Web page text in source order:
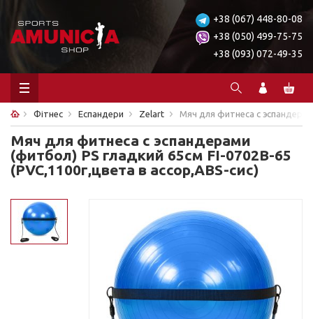
+38 (067) 448-80-08
+38 (050) 499-75-75
+38 (093) 072-49-35
Фітнес Еспандери Zelart Мяч для фитнеса с
Мяч для фитнеса с эспандерами
(фитбол) PS гладкий 65см FI-0702B-65
(PVC,1100г,цвета в ассор,ABS-сис)